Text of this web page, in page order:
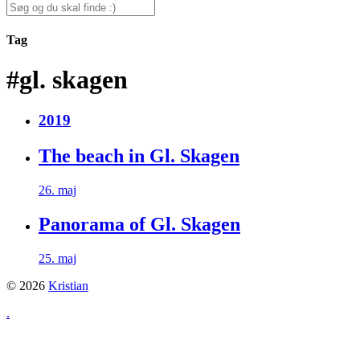
for:
Search
for:
Tag
#gl. skagen
2019
The beach in Gl. Skagen
26. maj
Panorama of Gl. Skagen
25. maj
© 2026 Kristian
.